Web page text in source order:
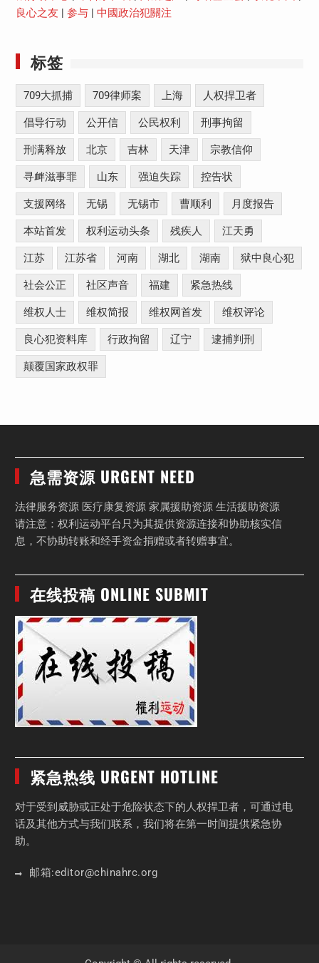
良心之友
参与| 中國政治犯關注
标签
709大抓捕 709律师案 上海 人权捍卫者
倡导行动 公开信 公民权利 刑事拘留
刑满释放 北京 吉林 天津 宗教信仰
寻衅滋事罪 山东 强迫失踪 控告状
支援网络 无锡 无锡市 曹顺利 月度报告
本站首发 权利运动头条 残疾人 江天勇
江苏 江苏省 河南 湖北 湖南 狱中良心犯
社会公正 社区声音 福建 紧急热线
维权人士 维权简报 维权网首发 维权评论
良心犯资料库 行政拘留 辽宁 逮捕判刑
颠覆国家政权罪
急需资源 URGENT NEED
法律服务资源 医疗康复资源 家属援助资源 生活援助资源
请注意：权利运动平台只为其提供资源连接和协助核实信
息，不协助转账和经手资金捐赠或者转赠事宜。
在线投稿 ONLINE SUBMIT
紧急热线 URGENT HOTLINE
对于受到威胁或正处于危险状态下的人权捍卫者，可通过电
话及其他方式与我们联系，我们将在第一时间提供紧急协
助。
邮箱:editor@chinahrc.org